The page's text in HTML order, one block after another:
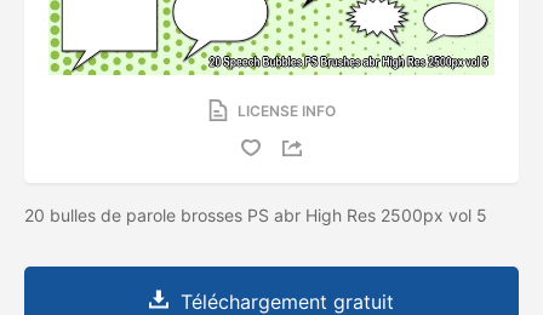
LICENSE INFO
20 bulles de parole brosses PS abr High Res 2500px vol 5
Téléchargement gratuit